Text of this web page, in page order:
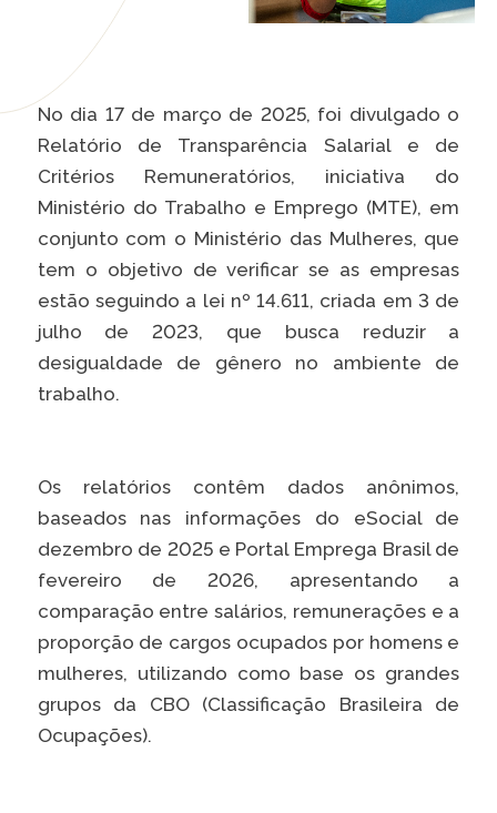
Caiubi
VER A LISTA COMPLETA
No dia 17 de março de 2025, foi divulgado o
Relatório de Transparência Salarial e de
Critérios Remuneratórios, iniciativa do
Ministério do Trabalho e Emprego (MTE), em
conjunto com o Ministério das Mulheres, que
tem o objetivo de verificar se as empresas
estão seguindo a lei nº 14.611, criada em 3 de
julho de 2023, que busca reduzir a
desigualdade de gênero no ambiente de
trabalho.
Os relatórios contêm dados anônimos,
baseados nas informações do eSocial de
dezembro de 2025 e Portal Emprega Brasil de
fevereiro de 2026, apresentando a
comparação entre salários, remunerações e a
proporção de cargos ocupados por homens e
mulheres, utilizando como base os grandes
grupos da CBO (Classificação Brasileira de
Ocupações).